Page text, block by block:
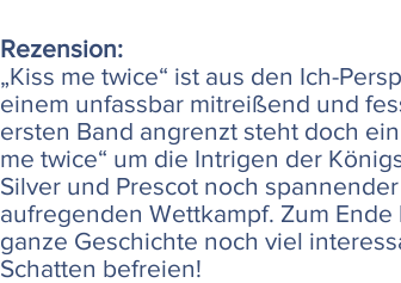
Rezension:
„Kiss me twice“ ist aus den Ich-
einem unfassbar mitreißend und
ersten Band angrenzt steht doch
me twice“ um die Intrigen der
Silver und Prescot noch
aufregenden Wettkampf. Zum
ganze Geschichte noch viel
Schatten befreien!